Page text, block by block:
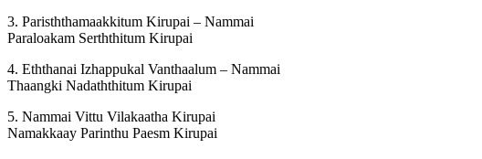
3. Parisththamaakkitum Kirupai – Nammai
Paraloakam Serththitum Kirupai
4. Eththanai Izhappukal Vanthaalum – Nammai
Thaangki Nadaththitum Kirupai
5. Nammai Vittu Vilakaatha Kirupai
Namakkaay Parinthu Paesm Kirupai